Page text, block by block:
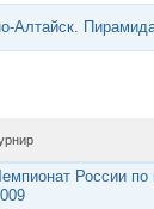
Алтайск.
России